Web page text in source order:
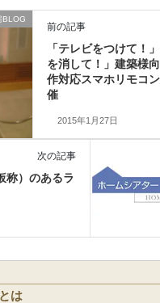
BLOG
前の記事
「テレビをつけて！
を消して！」建築様
作対応スマホリモコ
催
2015年1月27日
次の記事
称）のあるラ
は